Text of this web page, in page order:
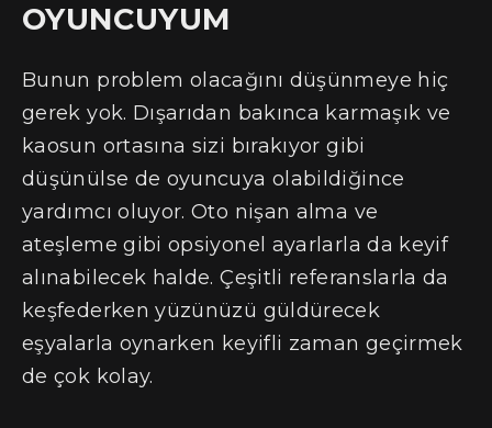
OYUNCUYUM
Bunun problem olacağını düşünmeye hiç
gerek yok. Dışarıdan bakınca karmaşık ve
kaosun ortasına sizi bırakıyor gibi
düşünülse de oyuncuya olabildiğince
yardımcı oluyor. Oto nişan alma ve
ateşleme gibi opsiyonel ayarlarla da keyif
alınabilecek halde. Çeşitli referanslarla da
keşfederken yüzünüzü güldürecek
eşyalarla oynarken keyifli zaman geçirmek
de çok kolay.